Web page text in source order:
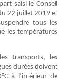
saisi le Conseil
22 juillet 2019 et
tous les
les températures
transports, les
durées doivent
à l’intérieur de